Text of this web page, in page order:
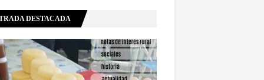
DESTACADA